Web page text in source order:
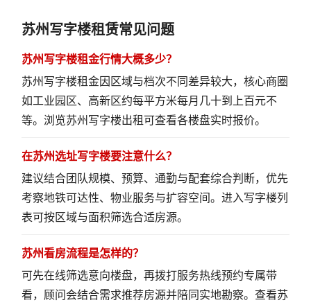
苏州写字楼租赁常见问题
苏州写字楼租金行情大概多少？
苏州写字楼租金因区域与档次不同差异较大，核心商圈
如工业园区、高新区约每平方米每月几十到上百元不
等。 浏览苏州写字楼出租可查看各楼盘实时报价。
在苏州选址写字楼要注意什么？
建议结合团队规模、预算、通勤与配套综合判断，优先
考察地铁可达性、物业服务与扩容空间。 进入写字楼列
表可按区域与面积筛选合适房源。
苏州看房流程是怎样的？
可先在线筛选意向楼盘，再拨打服务热线预约专属带
看，顾问会结合需求推荐房源并陪同实地勘察。 查看苏